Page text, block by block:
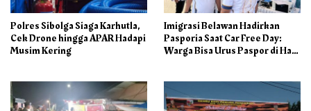
Polres Sibolga Siaga Karhutla,
Cek Drone hingga APAR Hadapi
Musim Kering
Imigrasi Belawan Hadirkan
Pasporia Saat Car Free Day:
Warga Bisa Urus Paspor di Hari